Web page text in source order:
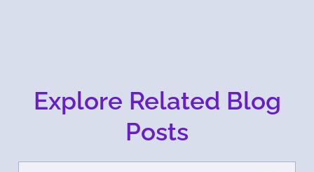
Explore Related Blog
Posts